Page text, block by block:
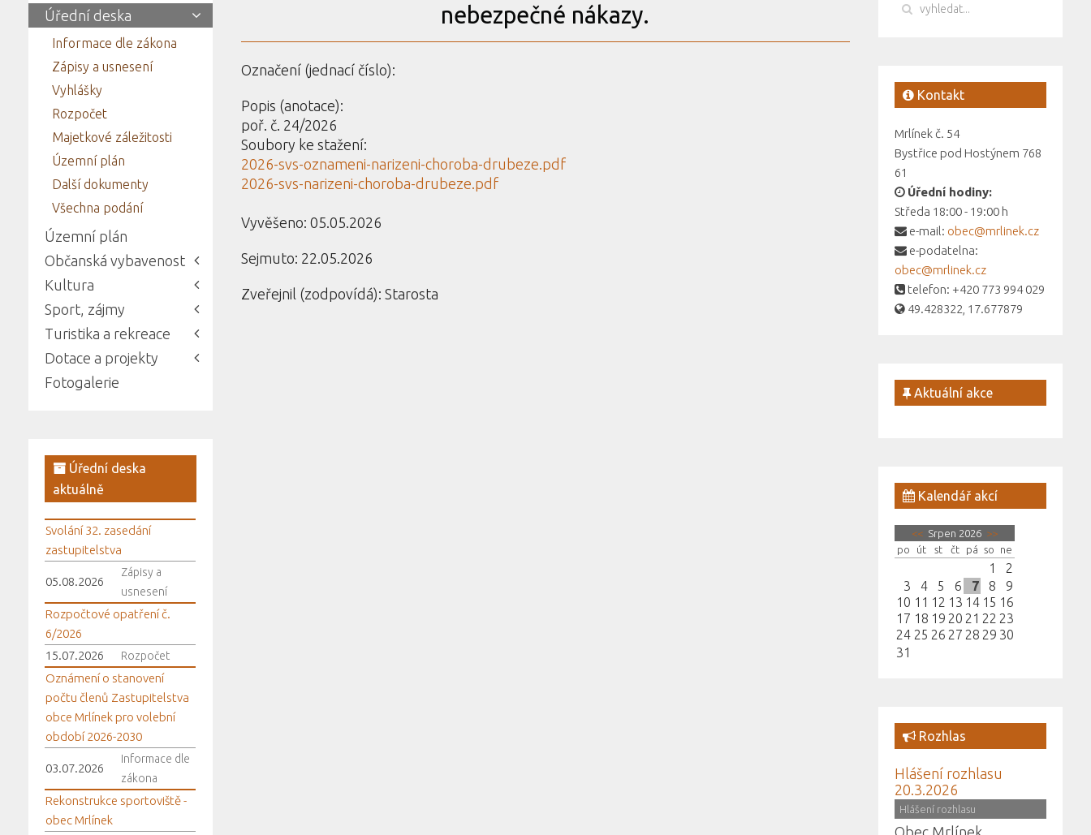
nebezpečné nákazy.
Označení (jednací číslo):
Popis (anotace):
poř. č. 24/2026
Soubory ke stažení:
2026-svs-oznameni-narizeni-choroba-drubeze.pdf
2026-svs-narizeni-choroba-drubeze.pdf
Vyvěšeno: 05.05.2026
Sejmuto: 22.05.2026
Zveřejnil (zodpovídá): Starosta
Úřední deska
Informace dle zákona
Zápisy a usnesení
Vyhlášky
Rozpočet
Majetkové záležitosti
Územní plán
Další dokumenty
Všechna podání
Územní plán
Občanská vybavenost
Kultura
Sport, zájmy
Turistika a rekreace
Dotace a projekty
Fotogalerie
Úřední deska
aktuálně
Svolání 32. zasedání
zastupitelstva
05.08.2026
Zápisy a
usnesení
Rozpočtové opatření č.
6/2026
15.07.2026
Rozpočet
Oznámení o stanovení
počtu členů Zastupitelstva
obce Mrlínek pro volební
období 2026-2030
03.07.2026
Informace dle
zákona
Rekonstrukce sportoviště -
obec Mrlínek
Kontakt
Mrlínek č. 54
Bystřice pod Hostýnem 768
61
Úřední hodiny:
Středa 18:00 - 19:00 h
e-mail: obec@mrlinek.cz
e-podatelna:
obec@mrlinek.cz
telefon: +420 773 994 029
49.428322, 17.677879
Aktuální akce
Kalendář akcí
<< Srpen 2026 >>
po
út st čt pá so ne
1
2
3
4 5 6 7 8
9
10 11 12 13 14 15 16
17 18 19 20 21 22 23
24 25 26 27 28 29 30
31
Rozhlas
Hlášení rozhlasu
20.3.2026
Hlášení rozhlasu
Obec Mrlínek